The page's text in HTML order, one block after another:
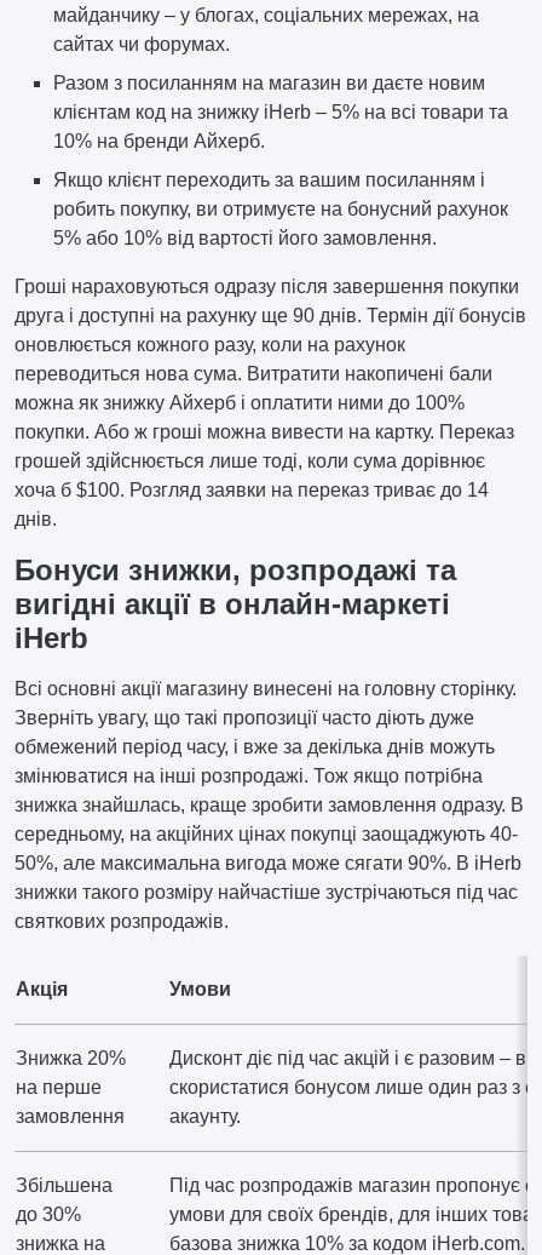
майданчику – у блогах, соціальних мережах, на
сайтах чи форумах.
Разом з посиланням на магазин ви даєте новим
клієнтам код на знижку iHerb – 5% на всі товари та
10% на бренди Айхерб.
Якщо клієнт переходить за вашим посиланням і
робить покупку, ви отримуєте на бонусний рахунок
5% або 10% від вартості його замовлення.
Гроші нараховуються одразу після завершення покупки
друга і доступні на рахунку ще 90 днів. Термін дії бонусів
оновлюється кожного разу, коли на рахунок
переводиться нова сума. Витратити накопичені бали
можна як знижку Айхерб і оплатити ними до 100%
покупки. Або ж гроші можна вивести на картку. Переказ
грошей здійснюється лише тоді, коли сума дорівнює
хоча б $100. Розгляд заявки на переказ триває до 14
днів.
Бонуси знижки, розпродажі та
вигідні акції в онлайн-маркеті
iHerb
Всі основні акції магазину винесені на головну сторінку.
Зверніть увагу, що такі пропозиції часто діють дуже
обмежений період часу, і вже за декілька днів можуть
змінюватися на інші розпродажі. Тож якщо потрібна
знижка знайшлась, краще зробити замовлення одразу. В
середньому, на акційних цінах покупці заощаджують 40-
50%, але максимальна вигода може сягати 90%. В iHerb
знижки такого розміру найчастіше зустрічаються під час
святкових розпродажів.
Акція Умови
Знижка 20%
на перше
замовлення
Дисконт діє під час акцій і є разовим –
скористатися бонусом лише один раз з
акаунту.
Збільшена
до 30%
знижка на
Під час розпродажів магазин пропонує
умови для своїх брендів, для інших
базова знижка 10% за кодом iHerb.com.